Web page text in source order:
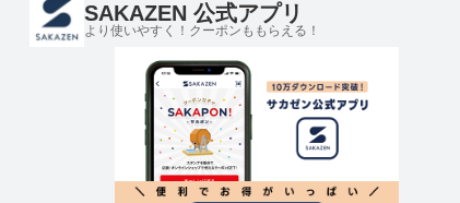
SAKAZEN 公式アプリ
より使いやすく！クーポンももらえる！